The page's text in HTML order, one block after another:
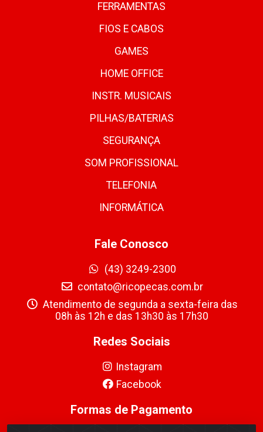
FERRAMENTAS
FIOS E CABOS
GAMES
HOME OFFICE
INSTR. MUSICAIS
PILHAS/BATERIAS
SEGURANÇA
SOM PROFISSIONAL
TELEFONIA
INFORMÁTICA
Fale Conosco
(43) 3249-2300
contato@ricopecas.com.br
Atendimento de segunda a sexta-feira das
08h às 12h e das 13h30 às 17h30
Redes Sociais
Instagram
Facebook
Formas de Pagamento